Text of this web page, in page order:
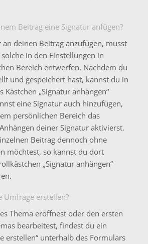
Beitrag eine Signatur anfügen?
an deinen Beitrag anzufügen, musst
in den Einstellungen in
Bereich entwerfen. Nachdem du
und gespeichert hast, kannst du in
Kästchen „Signatur anhängen“
eine Signatur auch hinzufügen,
persönlichen Bereich das
deiner Signatur aktivierst.
Beitrag dennoch ohne
möchtest, so kannst du dort
„Signatur anhängen“
Umfrage erstellen?
Thema eröffnest oder den ersten
bearbeitest, findest du ein
erstellen“ unterhalb des Formulars